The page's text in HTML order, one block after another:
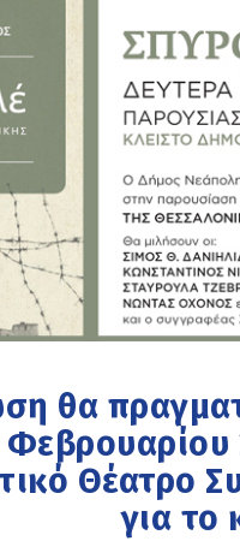
θα
Θέατρο
για το